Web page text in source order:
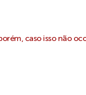
caso isso não